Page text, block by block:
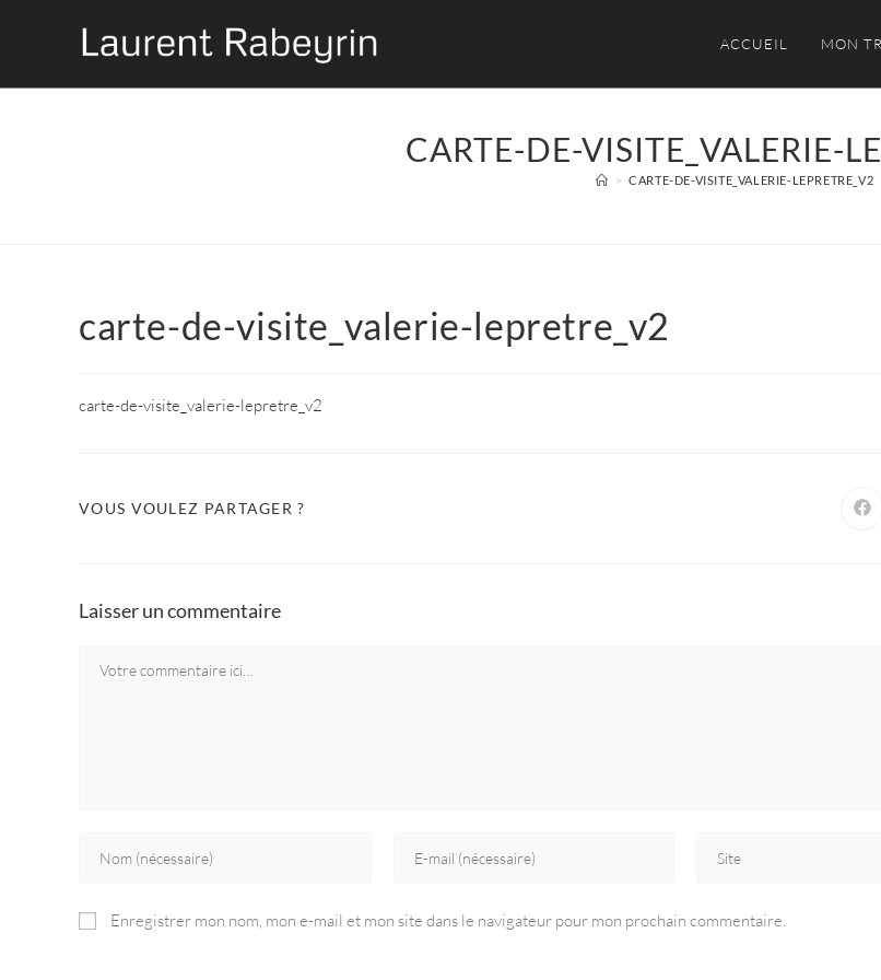
ACCUEIL MON
CARTE-DE-VISITE_VALERIE-
> CARTE-DE-VISITE_VALERIE-LEPRETRE_V2
carte-de-visite_valerie-lepretre_v2
carte-de-visite_valerie-lepretre_v2
VOUS VOULEZ PARTAGER ?
Laisser un commentaire
Enregistrer mon nom, mon e-mail et mon site dans le navigateur pour mon prochain commentaire.